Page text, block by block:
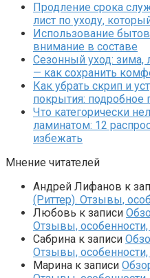
Продление срока
лист по уходу,
Использование
внимание в составе
Сезонный уход: зима,
— как сохранить
Как убрать скрип и
покрытия: подробное
Что категорически
ламинатом: 12
избежать
Мнение читателей
Андрей Лифанов к
(Риттер). Отзывы,
Любовь к записи
Отзывы,
Сабрина к записи
Отзывы,
Марина к записи